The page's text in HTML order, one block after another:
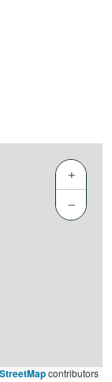
+
−
contributors